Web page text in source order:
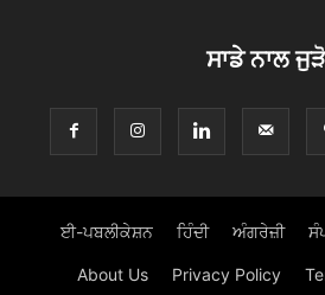
ਸਾਡੇ ਨਾਲ ਜੁੜੋ
ਈ-ਪਬਲੀਕੇਸ਼ਨ ਹਿੰਦੀ ਅੰਗਰੇਜ਼ੀ
About Us Privacy Policy